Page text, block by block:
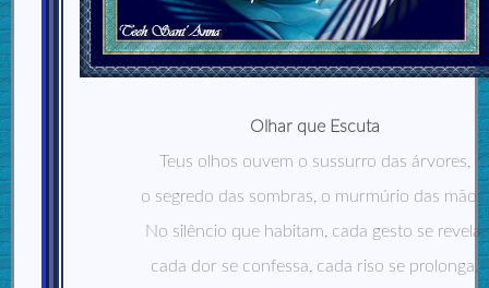
Olhar que Escuta
Teus olhos ouvem o sussurro das árvores,
o segredo das sombras, o murmúrio das mãos.
No silêncio que habitam, cada gesto se revela,
cada dor se confessa, cada riso se prolonga.